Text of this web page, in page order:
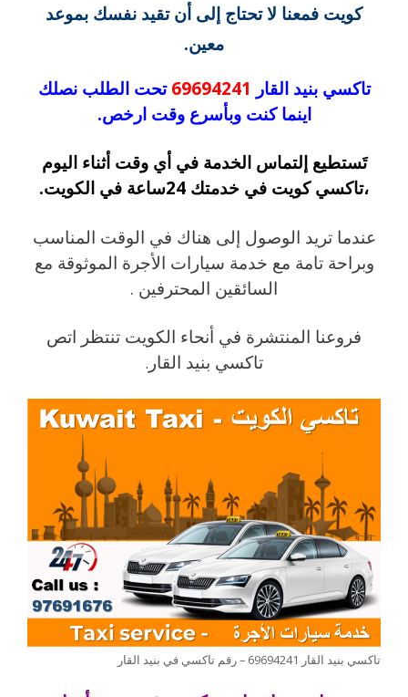
كويت فمعنا لا تحتاج إلى أن تقيد نفسك بموعد
معين.
تاكسي بنيد القار 69694241 تحت الطلب نصلك
اينما كنت وبأسرع وقت ارخص.
تَستطيع إلتماس الخدمة في أي وقت أثناء اليوم
،تاكسي كويت في خدمتك 24ساعة في الكويت.
عندما تريد الوصول إلى هناك في الوقت المناسب
وبراحة تامة مع خدمة سيارات الأجرة الموثوقة مع
السائقين المحترفين .
فروعنا المنتشرة في أنحاء الكويت تنتظر اتص
تاكسي بنيد القار .
تاكسي بنيد القار 69694241 – رقم تاكسي في بنيد القار